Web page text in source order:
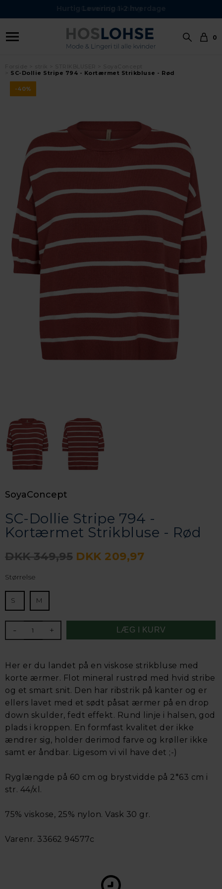
Hurtig Levering 1-2 hverdage
0
SC-Dollie Stripe 794 - Kortærmet Strikbluse - Rød
-40%
SoyaConcept
SC-Dollie Stripe 794 -
Kortærmet Strikbluse - Rød
DKK 349,95 DKK 209,97
Størrelse
S M
- +
Her er du landet på en viskose strikbluse med
korte ærmer. Flot mineral rustrød med hvid stribe
og et smart snit. Den har ribstrik på kanter og er
ellers lavet med et sødt påsat ærmer på en drop
down skulder, fedt effekt. Rund linje i halsen, god
plads i kroppen. En formfast kvalitet der ikke
ændrer sig, holder derimod farve og krøller ikke
samt er åndbar. Ligesom vi vil have det ;-)
Ryglængde på 60 cm og brystvidde på 2*63 cm i
str. 44/xl.
75% viskose, 25% nylon. Vask 30 gr.
Varenr. 33662 94577c